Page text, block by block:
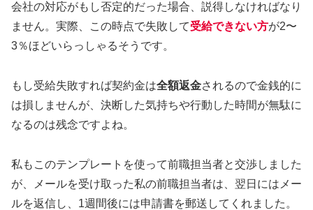
会社の対応がもし否定的だった場合、説得しなければなり
ません。実際、この時点で失敗して受給できない方が2〜
3％ほどいらっしゃるそうです。
もし受給失敗すれば契約金は全額返金されるので金銭的に
は損しませんが、決断した気持ちや行動した時間が無駄に
なるのは残念ですよね。
私もこのテンプレートを使って前職担当者と交渉しました
が、メールを受け取った私の前職担当者は、翌日にはメー
ルを返信し、1週間後には申請書を郵送してくれました。